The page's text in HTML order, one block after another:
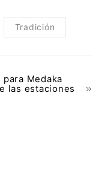
Tradición
Medaka
las estaciones